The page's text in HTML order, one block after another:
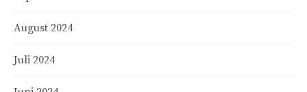
August 2024
Juli 2024